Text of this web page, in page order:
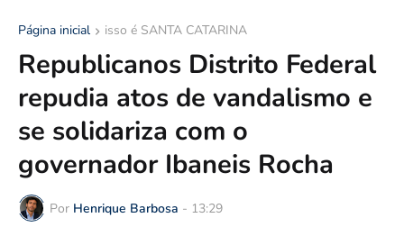
Página inicial isso é SANTA CATARINA
Republicanos Distrito Federal
repudia atos de vandalismo e
se solidariza com o
governador Ibaneis Rocha
Por Henrique Barbosa - 13:29